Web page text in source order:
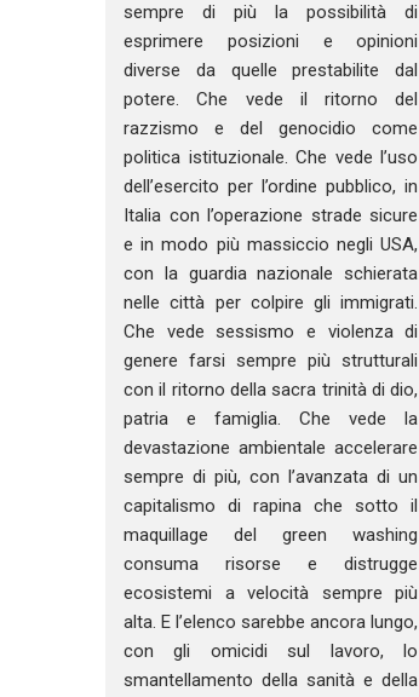
sempre di più la possibilità di
esprimere posizioni e opinioni
diverse da quelle prestabilite dal
potere. Che vede il ritorno del
razzismo e del genocidio come
politica istituzionale. Che vede l’uso
dell’esercito per l’ordine pubblico, in
Italia con l’operazione strade sicure
e in modo più massiccio negli USA,
con la guardia nazionale schierata
nelle città per colpire gli immigrati.
Che vede sessismo e violenza di
genere farsi sempre più strutturali
con il ritorno della sacra trinità di dio,
patria e famiglia. Che vede la
devastazione ambientale accelerare
sempre di più, con l’avanzata di un
capitalismo di rapina che sotto il
maquillage del green washing
consuma risorse e distrugge
ecosistemi a velocità sempre più
alta. E l’elenco sarebbe ancora lungo,
con gli omicidi sul lavoro, lo
smantellamento della sanità e della